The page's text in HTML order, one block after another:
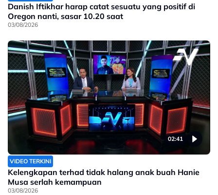
Danish Iftikhar harap catat sesuatu yang positif di
Oregon nanti, sasar 10.20 saat
03/08/2026
02:41
VIDEO TERKINI
Kelengkapan terhad tidak halang anak buah Hanie
Musa serlah kemampuan
03/08/2026